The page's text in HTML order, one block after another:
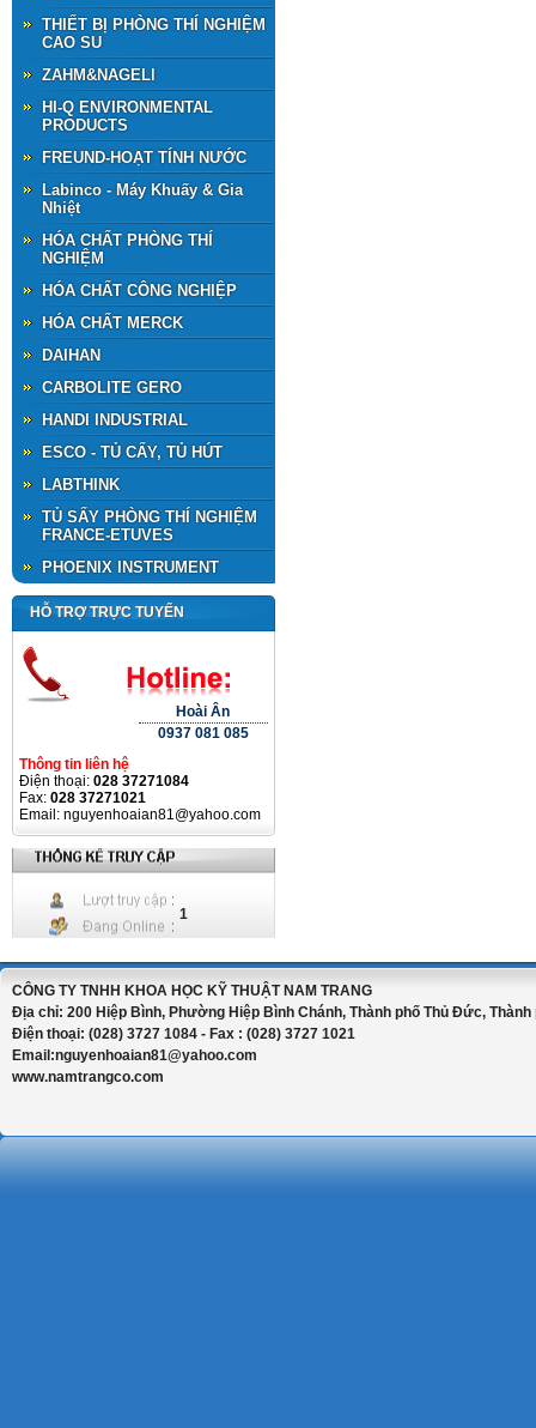
THIẾT BỊ PHÒNG THÍ NGHIỆM
CAO SU
ZAHM&NAGELl
HI-Q ENVIRONMENTAL
PRODUCTS
FREUND-HOẠT TÍNH NƯỚC
Labinco - Máy Khuấy & Gia
Nhiệt
HÓA CHẤT PHÒNG THÍ
NGHIỆM
HÓA CHẤT CÔNG NGHIỆP
HÓA CHẤT MERCK
DAIHAN
CARBOLITE GERO
HANDI INDUSTRIAL
ESCO - TỦ CẤY, TỦ HÚT
LABTHINK
TỦ SẤY PHÒNG THÍ NGHIỆM
FRANCE-ETUVES
PHOENIX INSTRUMENT
HỖ TRỢ TRỰC TUYẾN
Hoài Ân
0937 081 085
Thông tin liên hệ
Điện thoại: 028 37271084
Fax: 028 37271021
Email: nguyenhoaian81@yahoo.com
1
CÔNG TY TNHH KHOA HỌC KỸ THUẬT NAM TRANG
Địa chỉ: 200 Hiệp Bình, Phường Hiệp Bình Chánh, Thành phố Thủ Đức, Thành
Điện thoại: (028) 3727 1084 - Fax : (028) 3727 1021
Email:nguyenhoaian81@yahoo.com
www.namtrangco.com